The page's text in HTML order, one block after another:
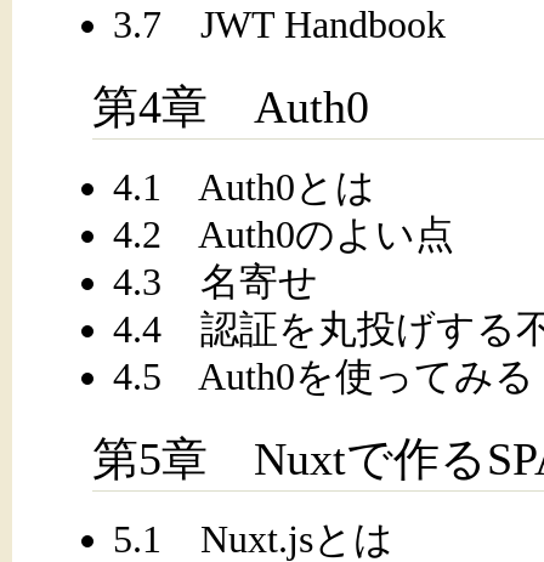
3.7 JWT Handbook
第4章 Auth0
4.1 Auth0とは
4.2 Auth0のよい点
4.3 名寄せ
4.4 認証を丸投げする
4.5 Auth0を使ってみる
第5章 Nuxtで作る
5.1 Nuxt.jsとは